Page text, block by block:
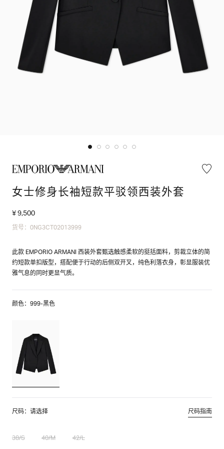
女士修身长袖短款平驳领西装外套
¥ 9,500
货号：0NG3CT02013999
此款 EMPORIO ARMANI 西装外套甄选触感柔软的挺括面料，剪裁立体的简
约短款单扣版型，搭配便于行动的后侧双开叉，纯色利落衣身，彰显服装优
雅气息的同时更显气质。
颜色：999-黑色
尺码：请选择 尺码指南
38/S 40/M 42/L